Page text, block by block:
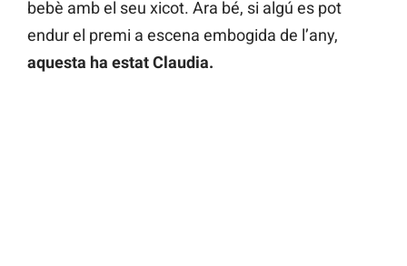
bebè amb el seu xicot. Ara bé, si algú es pot
endur el premi a escena embogida de l’any,
aquesta ha estat Claudia.